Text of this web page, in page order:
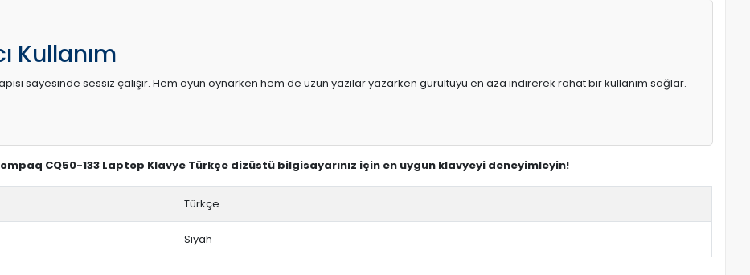
Kullanım
sayesinde sessiz çalışır. Hem oyun oynarken hem de uzun yazılar yazarken gürültüyü en aza indirerek rahat bir kullanım sağlar.
CQ50-133 Laptop Klavye Türkçe dizüstü bilgisayarınız için en uygun klavyeyi deneyimleyin!
Türkçe
Siyah